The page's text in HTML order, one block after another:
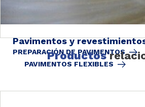
Pavimentos y
PREPARACIÓN DE PAVIMENTOS
PAVIMENTOS FLEXIBLES
Productos